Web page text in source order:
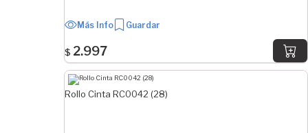
Más Info Guardar
$ 2.997
Rollo Cinta RC0042 (28)